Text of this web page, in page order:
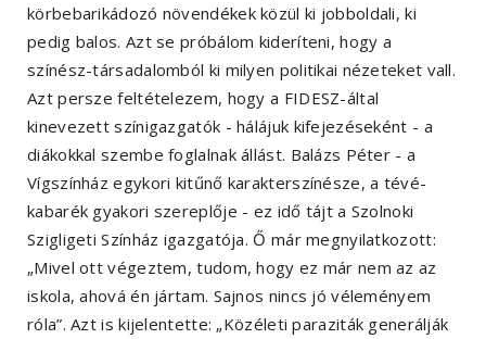
körbebarikádozó növendékek közül ki jobboldali, ki
pedig balos. Azt se próbálom kideríteni, hogy a
színész-társadalomból ki milyen politikai nézeteket vall.
Azt persze feltételezem, hogy a FIDESZ-által
kinevezett színigazgatók - hálájuk kifejezéseként - a
diákokkal szembe foglalnak állást. Balázs Péter - a
Vígszínház egykori kitűnő karakterszínésze, a tévé-
kabarék gyakori szereplője - ez idő tájt a Szolnoki
Szigligeti Színház igazgatója. Ő már megnyilatkozott:
„Mivel ott végeztem, tudom, hogy ez már nem az az
iskola, ahová én jártam. Sajnos nincs jó véleményem
róla”. Azt is kijelentette: „Közéleti paraziták generálják